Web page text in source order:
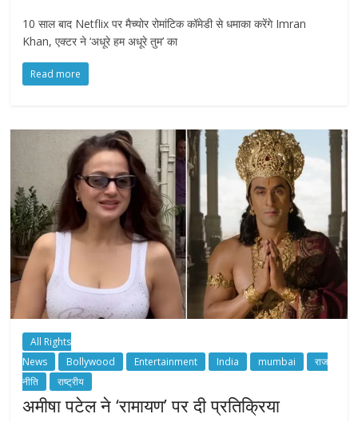
10 साल बाद Netflix पर मैच्योर रोमांटिक कॉमेडी से धमाका करेंगे Imran
Khan, एक्टर ने ‘अधूरे हम अधूरे तुम’ का
Read more
All Rights
News
Bollywood Entertainment India mumbai
राज
नीति
राष्ट्रीय
अमीषा पटेल ने ‘रामायण’ पर दी प्रतिक्रिया